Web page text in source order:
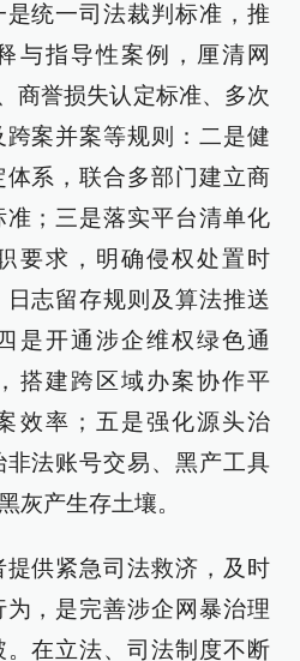
统一司法裁判标准，推
与指导性案例，厘清网
商誉损失认定标准、多次
案并案等规则：二是健
系，联合多部门建立商
；三是落实平台清单化
要求，明确侵权处置时
志留存规则及算法推送
是开通涉企维权绿色通
搭建跨区域办案协作平
效率；五是强化源头治
法账号交易、黑产工具
灰产生存土壤。
供紧急司法救济，及时
，是完善涉企网暴治理
在立法、司法制度不断